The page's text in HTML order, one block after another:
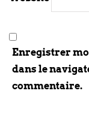
Enregistrer
dans le
commentaire.